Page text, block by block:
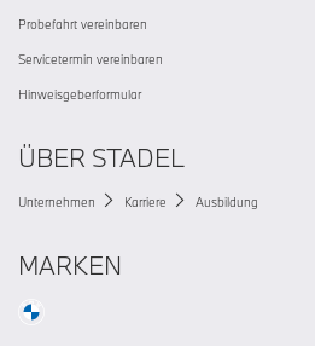
Probefahrt vereinbaren
Servicetermin vereinbaren
Hinweisgeberformular
ÜBER STADEL
Unternehmen Karriere Ausbildung
MARKEN